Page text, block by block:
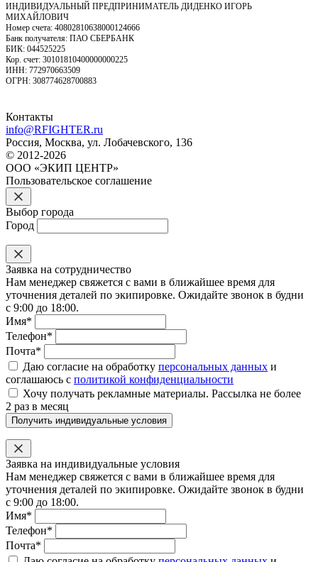
ИНДИВИДУАЛЬНЫЙ ПРЕДПРИНИМАТЕЛЬ ДИДЕНКО ИГОРЬ
МИХАЙЛОВИЧ
Номер счета: 40802810638000124666
Банк получателя: ПАО СБЕРБАНК
БИК: 044525225
Кор. счет: 30101810400000000225
ИНН: 772970663509
ОГРН: 308774628700883
Контакты
info@RFIGHTER.ru
Россия, Москва, ул. Лобачевского, 136
© 2012-2026
ООО «ЭКИП ЦЕНТР»
Пользовательское соглашение
Выбор города
Город
Заявка на сотрудничество
Нам менеджер свяжется с вами в ближайшее время для
уточнения деталей по экипировке. Ожидайте звонок в будни
с 9:00 до 18:00.
Имя*
Телефон*
Почта*
Даю согласие на обработку персональных данных и
соглашаюсь с политикой конфиденциальности
Хочу получать рекламные материалы. Рассылка не более
2 раз в месяц
Получить индивидуальные условия
Заявка на индивидуальные условия
Нам менеджер свяжется с вами в ближайшее время для
уточнения деталей по экипировке. Ожидайте звонок в будни
с 9:00 до 18:00.
Имя*
Телефон*
Почта*